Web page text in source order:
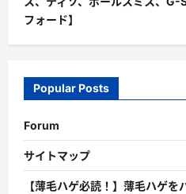
フォード】
Popular Posts
Forum
サイトマップ
【薄毛ハゲ必読！】薄毛ハゲ